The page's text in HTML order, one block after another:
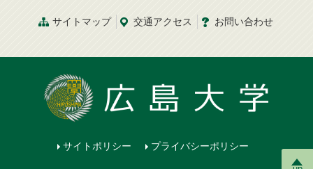
サイトマップ 交通アクセス お問い合わせ
サイトポリシー プライバシーポリシー